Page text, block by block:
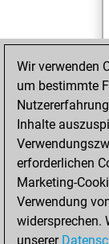
Wir verwenden
um bestimmte
Inhalte
erforderlichen
Marketing-
Verwendung
widersprechen.
unserer